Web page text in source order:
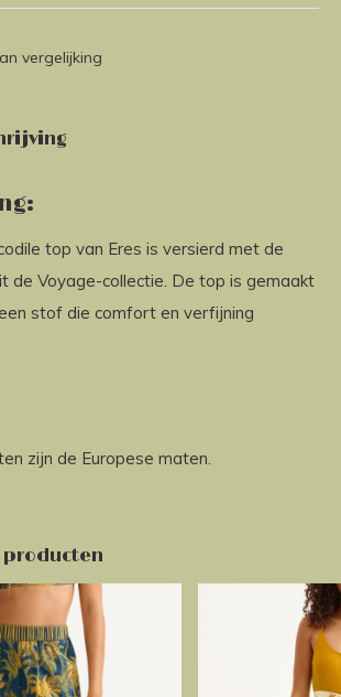
vergelijking
top van Eres is versierd met de
de Voyage-collectie. De top is gemaakt
stof die comfort en verfijning
zijn de Europese maten.